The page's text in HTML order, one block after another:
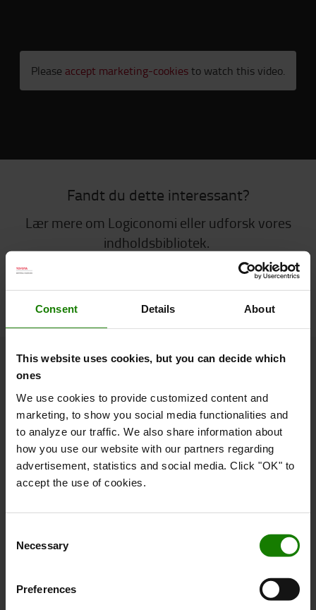
Consent Details About
This website uses cookies, but you can decide which
ones
We use cookies to provide customized content and
marketing, to show you social media functionalities and
to analyze our traffic. We also share information about
how you use our website with our partners regarding
advertisement, statistics and social media. Click "OK" to
accept the use of cookies.
Selection
Necessary
Preferences
Please accept marketing-cookiesto watch this video.
Fandt du dette interessant?
Lær mere om Logiconomi eller udforsk vores
indholdsbibliotek.
INDHOLDSBIBLIOTEK
Hvem er vi
Hvorfor vælge Toyota
Kundetilfredshedsundersøgelse
Logistic Solution Center